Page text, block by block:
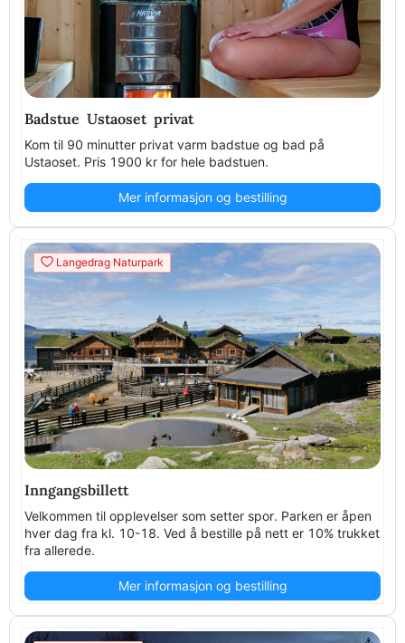
Badstue Ustaoset privat
Kom til 90 minutter privat varm badstue og bad på
Ustaoset. Pris 1900 kr for hele badstuen.
Mer informasjon og bestilling
Langedrag Naturpark
Inngangsbillett
Velkommen til opplevelser som setter spor. Parken er åpen
hver dag fra kl. 10-18. Ved å bestille på nett er 10% trukket
fra allerede.
Mer informasjon og bestilling